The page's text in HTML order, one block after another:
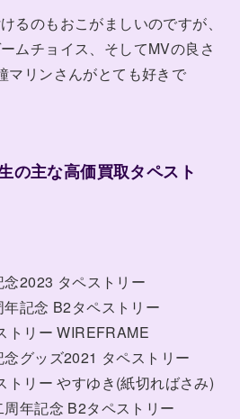
るのもおこがましいのですが、
ムチョイス、そしてMVの良さ
マリンさんがとても好きで
の主な高価買取タペスト
念2023 タペストリー
年記念 B2タペストリー
トリー WIREFRAME
念グッズ2021 タペストリー
トリー やすゆき(紙切ればさみ)
周年記念 B2タペストリー